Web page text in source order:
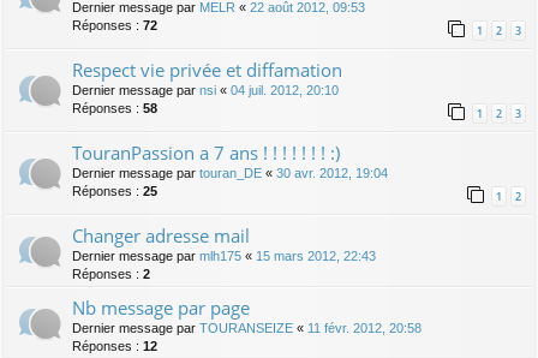
Dernier message par MELR « 22 août 2012, 09:53
Réponses : 72 1 2 3
Respect vie privée et diffamation
Dernier message par nsi « 04 juil. 2012, 20:10
Réponses : 58 1 2 3
TouranPassion a 7 ans ! ! ! ! ! ! ! :)
Dernier message par touran_DE « 30 avr. 2012, 19:04
Réponses : 25 1 2
Changer adresse mail
Dernier message par mlh175 « 15 mars 2012, 22:43
Réponses : 2
Nb message par page
Dernier message par TOURANSEIZE « 11 févr. 2012, 20:58
Réponses : 12